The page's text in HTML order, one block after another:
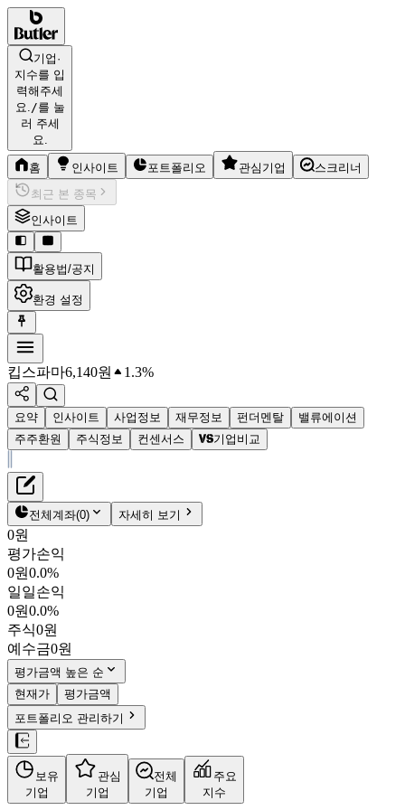
기업·
지수를 입
력해주세
요./를 눌
러 주세
요.
홈 인사이트 포트폴리오 관심기업
스크리너
최근 본 종목
인사이트
활용법/공지
환경 설정
킵스파마6,140원 1.3%
요약 인사이트 사업정보 재무정보 펀더멘탈
밸류에이션
주주환원
주식정보 컨센서스 기업비교
킵스파마
6,140원
256940
KOSDAQ
시가총액
PBR1.85
PER-
fPER -
배당수익률-
자사주비율-
결산월12월
4분기누적
10년
주재무제표
재무정보
펀더멘탈
밸류에이션
주주환원
컨센서스
주식정보
전체계좌(0) 자세히 보기
0원
평가손익
0원0.0%
일일손익
0원0.0%
주식0원
예수금0원
평가금액 높은 순
현재가
평가금액
포트폴리오 관리하기
보유
기업
관심
기업
전체
기업
주요
지수